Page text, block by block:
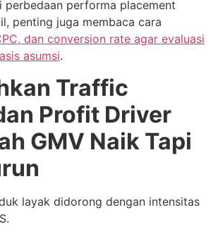
perbedaan performa placement
penting juga membaca cara
dan conversion rate agar evaluasi
asumsi.
Traffic
Profit Driver
GMV Naik Tapi
layak didorong dengan intensitas